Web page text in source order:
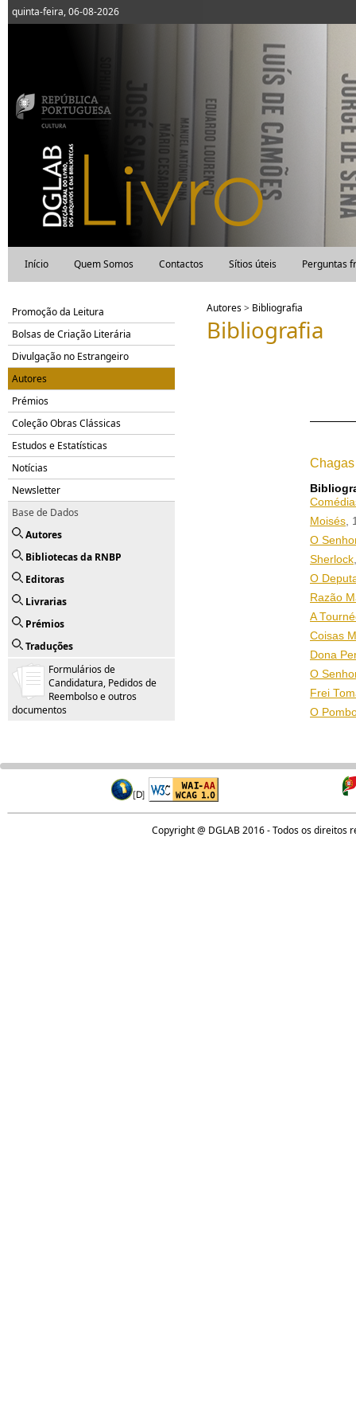
quinta-feira, 06-08-2026
Início Quem Somos Contactos Sítios úteis Perguntas
Promoção da Leitura
Bolsas de Criação Literária
Divulgação no Estrangeiro
Autores
Prémios
Coleção Obras Clássicas
Estudos e Estatísticas
Notícias
Newsletter
Base de Dados
Autores
Bibliotecas da RNBP
Editoras
Livrarias
Prémios
Traduções
Formulários de
Candidatura, Pedidos de
Reembolso e outros
documentos
Autores> Bibliografia
Bibliografia
Moisés,
O
Sherlock
O
Razão
A
Coisas
Dona
O
Frei
O
Copyright @ DGLAB 2016 - Todos os